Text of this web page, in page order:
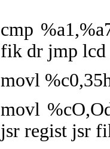
cmp
fik dr jmp lcd
movl
movl
jsr regist jsr